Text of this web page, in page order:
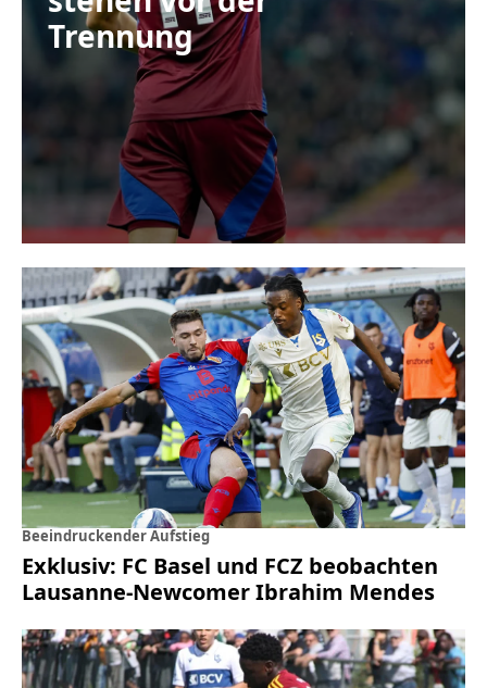
Trennung
Beeindruckender Aufstieg
Exklusiv: FC Basel und FCZ beobachten
Lausanne-Newcomer Ibrahim Mendes